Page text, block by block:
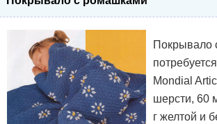
Покрывало
Mondial
шерсти, 60
г желтой и